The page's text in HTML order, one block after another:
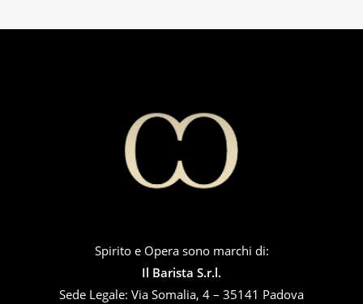
Spirito e Opera sono marchi di:
Il Barista S.r.l.
Sede Legale: Via Somalia, 4 – 35141 Padova